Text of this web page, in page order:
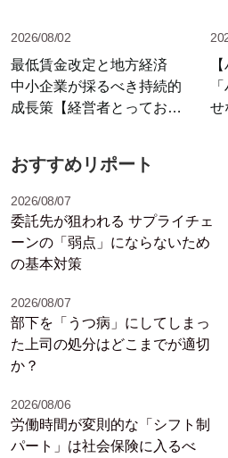
2026/08/02
最低賃金改定と地方経済
中小企業が採るべき持続的
成長策【経営者とっておき
せ
おすすめリポート
2026/08/07
委託先が狙われる サプライチェ
ーンの「弱点」にならないため
の基本対策
2026/08/07
部下を「うつ病」にしてしまっ
た上司の処分はどこまでが適切
か？
2026/08/06
労働時間が変則的な「シフト制
パート」は社会保険に入るべ